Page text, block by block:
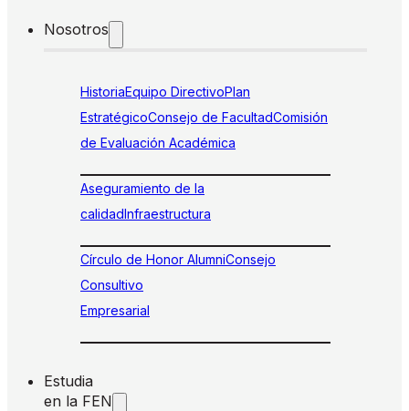
Nosotros
HistoriaEquipo DirectivoPlan
EstratégicoConsejo de FacultadComisión
de Evaluación Académica
Aseguramiento de la
calidadInfraestructura
Círculo de Honor AlumniConsejo
Consultivo
Empresarial
Estudia
en la FEN